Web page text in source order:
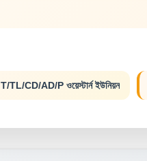
T/TL/CD/AD/P ওয়েস্টার্ন ইউনিয়ন